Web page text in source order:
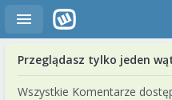
Przeglądasz tylko jeden
Wszystkie Komentarze